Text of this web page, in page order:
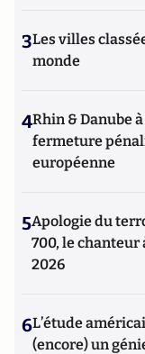
3Les villes
monde
4Rhin & Danube
fermeture
européenne
5Apologie du
700, le chanteur
2026
6L’étude
(encore) un